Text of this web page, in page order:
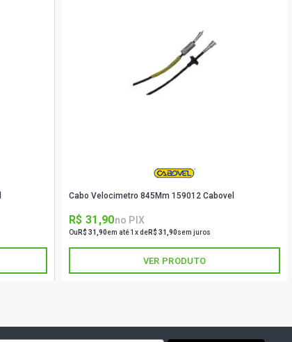
Cabo Velocimetro 845Mm 159012 Cabovel
R$ 31,90no PIX
Ou R$ 31,90em até 1x deR$ 31,90sem juros
VER PRODUTO